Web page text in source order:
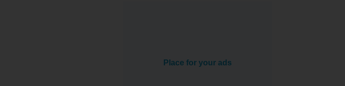
Place for your ads